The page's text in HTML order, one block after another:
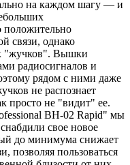
на каждом шагу — и
положительно
связи, однако
"жучков". Вышки
радиосигналов и
рядом с ними даже
не распознает
просто не "видит" ее.
BH-02 Rapid" мы
свое новое
до минимума снижает
позволяя пользоваться